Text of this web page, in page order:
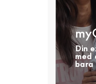
Din
med
bara